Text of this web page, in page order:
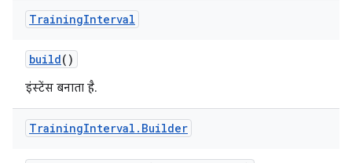
TrainingInterval
build()
इंस्टेंस बनाता है.
TrainingInterval . Builder